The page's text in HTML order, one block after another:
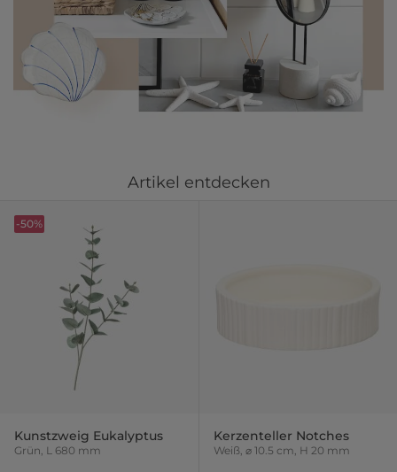
Artikel entdecken
Kunstzweig Eukalyptus
Grün, L 680 mm
-50%
Kerzenteller Notches
Weiß, ⌀ 10.5 cm, H 20 mm